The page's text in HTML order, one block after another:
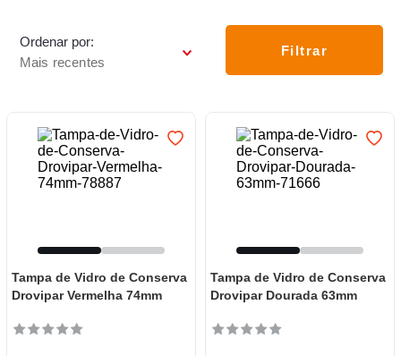
Ordenar por
Mais recentes
Filtrar
Tampa de Vidro de Conserva
Drovipar Vermelha 74mm
Tampa de Vidro de Conserva
Drovipar Dourada 63mm